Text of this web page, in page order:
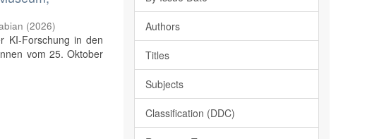
(2026)
KI-Forschung in den
vom 25. Oktober
Authors
Titles
Subjects
Classification (DDC)